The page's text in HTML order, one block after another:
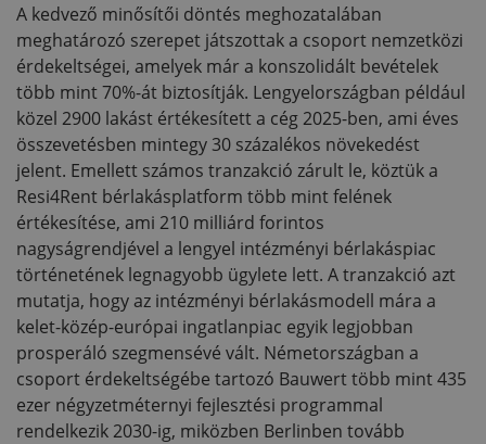
A kedvező minősítői döntés meghozatalában
meghatározó szerepet játszottak a csoport nemzetközi
érdekeltségei, amelyek már a konszolidált bevételek
több mint 70%-át biztosítják. Lengyelországban például
közel 2900 lakást értékesített a cég 2025-ben, ami éves
összevetésben mintegy 30 százalékos növekedést
jelent. Emellett számos tranzakció zárult le, köztük a
Resi4Rent bérlakásplatform több mint felének
értékesítése, ami 210 milliárd forintos
nagyságrendjével a lengyel intézményi bérlakáspiac
történetének legnagyobb ügylete lett. A tranzakció azt
mutatja, hogy az intézményi bérlakásmodell mára a
kelet-közép-európai ingatlanpiac egyik legjobban
prosperáló szegmensévé vált. Németországban a
csoport érdekeltségébe tartozó Bauwert több mint 435
ezer négyzetméternyi fejlesztési programmal
rendelkezik 2030-ig, miközben Berlinben tovább